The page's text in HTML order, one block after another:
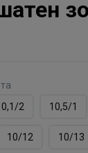
2 10,5/1
10/12 10/13